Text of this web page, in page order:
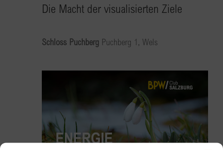
Die Macht der visualisierten Ziele
Schloss Puchberg Puchberg 1, Wels